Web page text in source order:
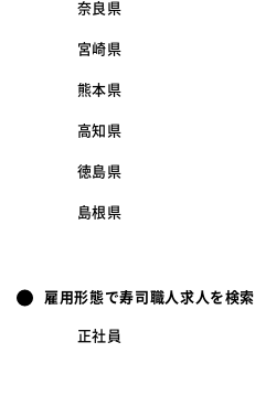
奈良県
宮崎県
熊本県
高知県
徳島県
島根県
雇用形態で寿司職人求人を検索
正社員